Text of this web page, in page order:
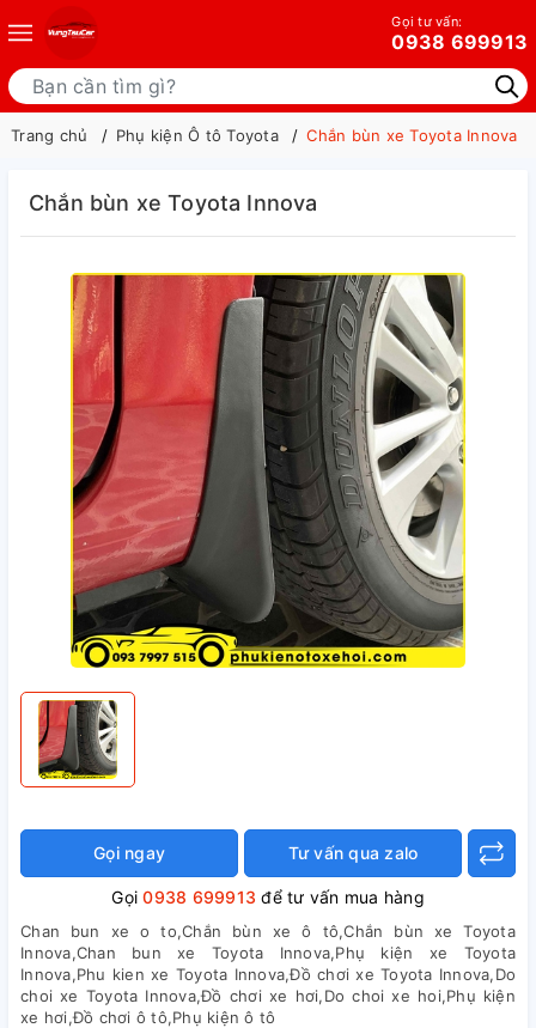
Gọi tư vấn:
0938 699913
Trang chủ Phụ kiện Ô tô Toyota Chắn bùn xe Toyota Innova
Chắn bùn xe Toyota Innova
Gọi ngay Tư vấn qua zalo
Gọi0938 699913 để tư vấn mua hàng
Chan bun xe o to,Chắn bùn xe ô tô,Chắn bùn xe Toyota
Innova,Chan bun xe Toyota Innova,Phụ kiện xe Toyota
Innova,Phu kien xe Toyota Innova,Đồ chơi xe Toyota Innova,Do
choi xe Toyota Innova,Đồ chơi xe hơi,Do choi xe hoi,Phụ kiện
xe hơi,Đồ chơi ô tô,Phụ kiện ô tô